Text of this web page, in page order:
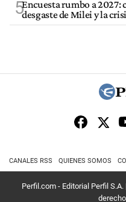
5Encuesta rumbo a
desgaste de Milei y la
CANALES RSS QUIENES SOMOS
Perfil.com - Editorial Perfil S.A.